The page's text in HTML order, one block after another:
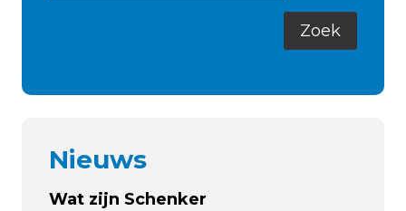
Nieuws
Wat zijn Schenker